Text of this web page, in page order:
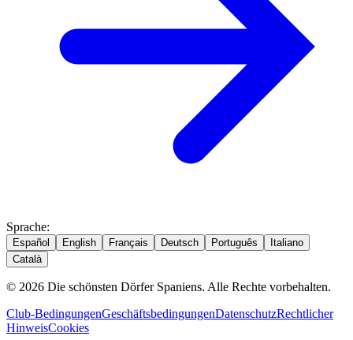
Sprache:
Español English Français Deutsch Português
Italiano
Català
© 2026 Die schönsten Dörfer Spaniens. Alle Rechte vorbehalten.
Club-BedingungenGeschäftsbedingungenDatenschutzRechtlicher
HinweisCookies